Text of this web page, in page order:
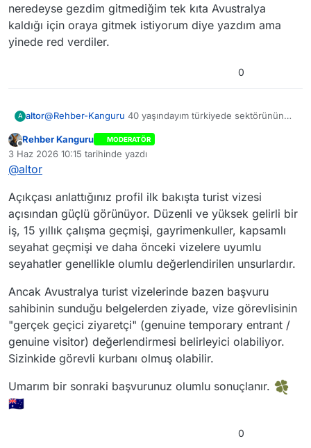
neredeyse gezdim gitmediğim tek kıta Avustralya
kaldığı için oraya gitmek istiyorum diye yazdım ama
yinede red verdiler.
0
A altor@Rehber-Kanguru 40 yaşındayım türkiyede sektörünün
çalışıyorum 5 k aud un üzerinde maaş alıyorum ailem le
yaşıyorum kendime ait gayrimenkul lerim var. Ama red
yeterli unsurlar değilmiş. Dilekçemde gittiğim ülkedeki vize
koşullarına bağlılığımıda kanıtladım ve dünyayı neredeyse
gezdim gitmediğim tek kıta Avustralya kaldığı için oraya
gitmek istiyorum diye yazdım ama yinede red verdiler.
Çevrimdışı
Rehber Kanguru MODERATÖR
3 Haz 2026 10:15 tarihinde yazdı
Son düzenleyen:
@altor
Açıkçası anlattığınız profil ilk bakışta turist vizesi
açısından güçlü görünüyor. Düzenli ve yüksek gelirli bir
iş, 15 yıllık çalışma geçmişi, gayrimenkuller, kapsamlı
seyahat geçmişi ve daha önceki vizelere uyumlu
seyahatler genellikle olumlu değerlendirilen unsurlardır.
Ancak Avustralya turist vizelerinde bazen başvuru
sahibinin sunduğu belgelerden ziyade, vize görevlisinin
"gerçek geçici ziyaretçi" (genuine temporary entrant /
genuine visitor) değerlendirmesi belirleyici olabiliyor.
Sizinkide görevli kurbanı olmuş olabilir.
Umarım bir sonraki başvurunuz olumlu sonuçlanır.
0